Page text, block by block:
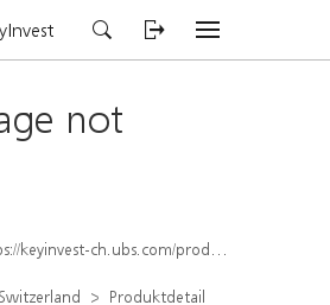
not
ch.ubs.com/produkt/detail/index/isin/CH1562159561
Produktdetail